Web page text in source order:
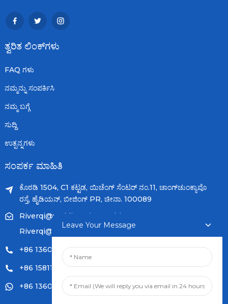
ತ್ವರಿತ ಲಿಂಕ್‌ಗಳು
FAQ ಗಳು
ನಮ್ಮನ್ನು ಸಂಪರ್ಕಿಸಿ
ನಮ್ಮ ಬಗ್ಗೆ
ಸುದ್ದಿ
ಉತ್ಪನ್ನಗಳು
ಸಂಪರ್ಕ ಮಾಹಿತಿ
ಕೊಠಡಿ 1504, C1 ಕಟ್ಟಡ, ಯಿಚೆಂಗ್ ಸೆಂಟರ್ ನಂ.11, ಚಾಂಗ್‌ಚುಂಕ್ಯಾವೊ
ರಸ್ತೆ, ಹೈಡಿಯನ್, ಬೀಜಿಂಗ್ PR, ಚೀನಾ. 100089
Riverqi@weldingwiremachine.com
Riverqi@vip.126.com
+86 13601249252
+86 15811121796
+86 13601249252
Leave Your Message